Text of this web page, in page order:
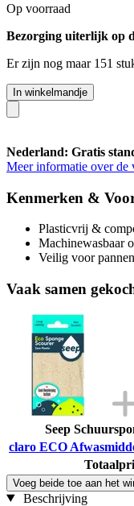
Op voorraad
Bezorging uiterlijk op
Er zijn nog maar 151
In winkelmandje
Nederland: Gratis
Meer informatie over de
Kenmerken &
Plasticvrij &
Machinewasbaar
Veilig voor
Vaak samen
Seep
claro ECO
Voeg beide toe aan het
Beschrijving